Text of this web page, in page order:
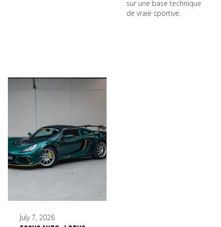
sur une base technique
de vraie sportive.
July 7, 2026